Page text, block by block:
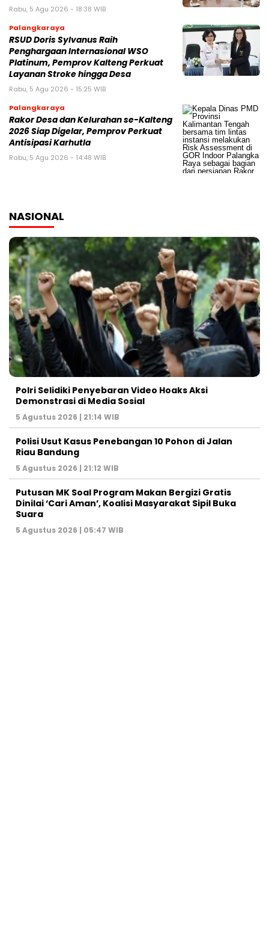
Rabu, 5 Agu 2026 - 18:38 WIB
Palangkaraya
RSUD Doris Sylvanus Raih
Penghargaan Internasional WSO
Platinum, Pemprov Kalteng Perkuat
Layanan Stroke hingga Desa
Rabu, 5 Agu 2026 - 15:25 WIB
Palangkaraya
Rakor Desa dan Kelurahan se-Kalteng
2026 Siap Digelar, Pemprov Perkuat
Antisipasi Karhutla
Rabu, 5 Agu 2026 - 14:48 WIB
NASIONAL
Polri Selidiki Penyebaran Video Hoaks Aksi
Demonstrasi di Media Sosial
5 Agustus 2026 | 21:14 WIB
Polisi Usut Kasus Penebangan 10 Pohon di Jalan
Riau Bandung
5 Agustus 2026 | 21:12 WIB
Putusan MK Soal Program Makan Bergizi Gratis
Dinilai ‘Cari Aman’, Koalisi Masyarakat Sipil Buka
Suara
5 Agustus 2026 | 05:47 WIB